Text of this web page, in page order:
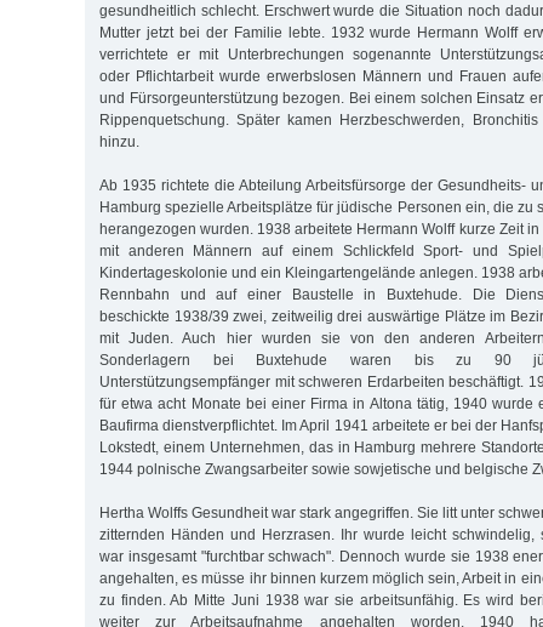
gesundheitlich schlecht. Erschwert wurde die Situation noch
Mutter jetzt bei der Familie lebte. 1932 wurde Hermann Wolff
verrichtete er mit Unterbrechungen sogenannte
oder Pflichtarbeit wurde erwerbslosen Männern und Frauen
und Fürsorgeunterstützung bezogen. Bei einem solchen Einsatz
Rippenquetschung. Später kamen Herzbeschwerden,
hinzu.
Ab 1935 richtete die Abteilung Arbeitsfürsorge der Gesundheits-
Hamburg spezielle Arbeitsplätze für jüdische Personen ein, die zu
herangezogen wurden. 1938 arbeitete Hermann Wolff kurze Zeit
mit anderen Männern auf einem Schlickfeld Sport- und
Kindertageskolonie und ein Kleingartengelände anlegen. 1938
Rennbahn und auf einer Baustelle in Buxtehude. Die
beschickte 1938/39 zwei, zeitweilig drei auswärtige Plätze im
mit Juden. Auch hier wurden sie von den anderen
Sonderlagern bei Buxtehude waren bis zu 90
Unterstützungsempfänger mit schweren Erdarbeiten beschäftigt.
für etwa acht Monate bei einer Firma in Altona tätig, 1940 wurde
Baufirma dienstverpflichtet. Im April 1941 arbeitete er bei der
Lokstedt, einem Unternehmen, das in Hamburg mehrere
1944 polnische Zwangsarbeiter sowie sowjetische und belgische
Hertha Wolffs Gesundheit war stark angegriffen. Sie litt unter
zitternden Händen und Herzrasen. Ihr wurde leicht schwindelig,
war insgesamt "furchtbar schwach". Dennoch wurde sie 1938
angehalten, es müsse ihr binnen kurzem möglich sein, Arbeit in
zu finden. Ab Mitte Juni 1938 war sie arbeitsunfähig. Es wird
weiter zur Arbeitsaufnahme angehalten worden. 1940